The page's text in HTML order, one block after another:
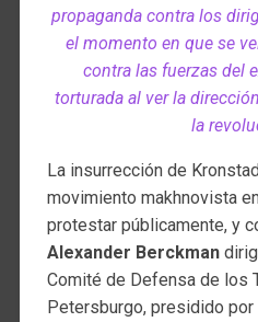
propaganda contra los
el momento en que se
contra las fuerzas del
torturada al ver la
la
La insurrección de
movimiento makhnovista
protestar públicamente, y
Alexander Berckman
Comité de Defensa de los
Petersburgo, presidido